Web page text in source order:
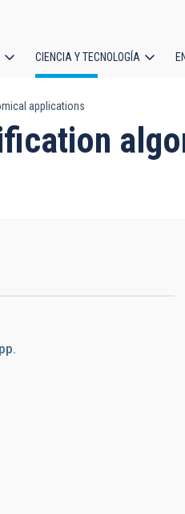
CIENCIA Y TECNOLOGÍA
applications